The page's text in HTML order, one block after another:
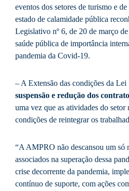
eventos dos setores de turismo e
estado de calamidade pública
Legislativo nº 6, de 20 de março
saúde pública de importância
pandemia da Covid-19.
– A Extensão das condições da Lei
suspensão e redução dos
uma vez que as atividades do setor
condições de reintegrar os
“A AMPRO não descansou um só
associados na superação dessa
crise decorrente da pandemia,
contínuo de suporte, com ações